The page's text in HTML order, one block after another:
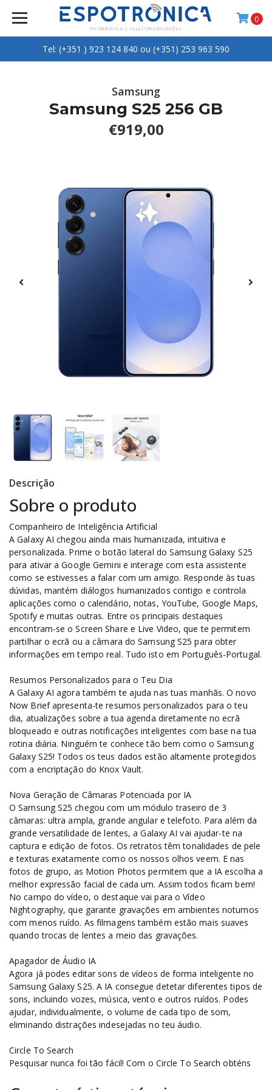
Tel: (+351 ) 923 124 840 ou (+351) 253 963 590
0
Samsung
Samsung S25 256 GB
€919,00
Descrição
Sobre o produto
Companheiro de Inteligência Artificial
A Galaxy AI chegou ainda mais humanizada, intuitiva e
personalizada. Prime o botão lateral do Samsung Galaxy S25
para ativar a Google Gemini e interage com esta assistente
como se estivesses a falar com um amigo. Responde às tuas
dúvidas, mantém diálogos humanizados contigo e controla
aplicações como o calendário, notas, YouTube, Google Maps,
Spotify e muitas outras. Entre os principais destaques
encontram-se o Screen Share e Live Video, que te permitem
partilhar o ecrã ou a câmara do Samsung S25 para obter
informações em tempo real. Tudo isto em Português-Portugal.
Resumos Personalizados para o Teu Dia
A Galaxy AI agora também te ajuda nas tuas manhãs. O novo
Now Brief apresenta-te resumos personalizados para o teu
dia, atualizações sobre a tua agenda diretamente no ecrã
bloqueado e outras notificações inteligentes com base na tua
rotina diária. Ninguém te conhece tão bem como o Samsung
Galaxy S25! Todos os teus dados estão altamente protegidos
com a encriptação do Knox Vault.
Nova Geração de Câmaras Potenciada por IA
O Samsung S25 chegou com um módulo traseiro de 3
câmaras: ultra ampla, grande angular e telefoto. Para além da
grande versatilidade de lentes, a Galaxy AI vai ajudar-te na
captura e edição de fotos. Os retratos têm tonalidades de pele
e texturas exatamente como os nossos olhos veem. E nas
fotos de grupo, as Motion Photos permitem que a IA escolha a
melhor expressão facial de cada um. Assim todos ficam bem!
No campo do vídeo, o destaque vai para o Vídeo
Nightography, que garante gravações em ambientes noturnos
com menos ruído. As filmagens também estão mais suaves
quando trocas de lentes a meio das gravações.
Apagador de Áudio IA
Agora já podes editar sons de vídeos de forma inteligente no
Samsung Galaxy S25. A IA consegue detetar diferentes tipos de
sons, incluindo vozes, música, vento e outros ruídos. Podes
ajudar, individualmente, o volume de cada tipo de som,
eliminando distrações indesejadas no teu áudio.
Circle To Search
Pesquisar nunca foi tão fácil! Com o Circle To Search obténs